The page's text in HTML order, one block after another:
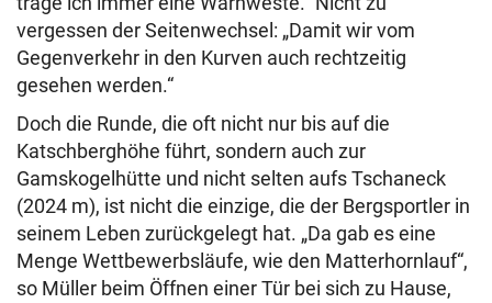
vergessen der Seitenwechsel: „Damit wir vom
Gegenverkehr in den Kurven auch rechtzeitig
gesehen werden.“
Doch die Runde, die oft nicht nur bis auf die
Katschberghöhe führt, sondern auch zur
Gamskogelhütte und nicht selten aufs Tschaneck
(2024 m), ist nicht die einzige, die der Bergsportler in
seinem Leben zurückgelegt hat. „Da gab es eine
Menge Wettbewerbsläufe, wie den Matterhornlauf“,
so Müller beim Öffnen einer Tür bei sich zu Hause,